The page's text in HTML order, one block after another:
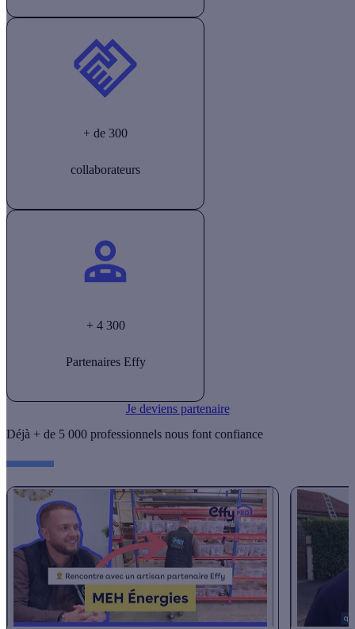
+ de 300
collaborateurs
+ 4 300
Partenaires Effy
Je deviens partenaire
Déjà + de 5 000 professionnels nous font confiance